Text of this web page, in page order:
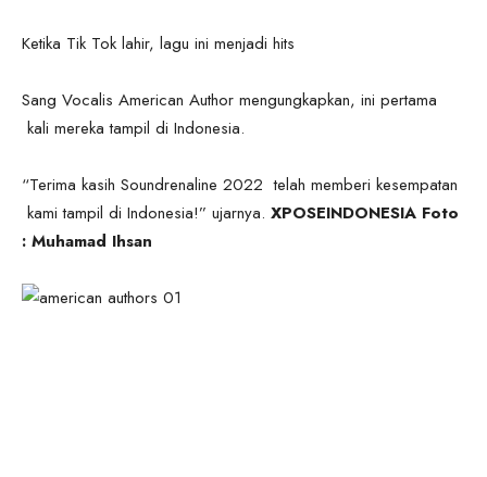
Ketika Tik Tok lahir, lagu ini menjadi hits
Sang Vocalis American Author mengungkapkan, ini pertama
kali mereka tampil di Indonesia.
“Terima kasih Soundrenaline 2022 telah memberi kesempatan
kami tampil di Indonesia!” ujarnya. XPOSEINDONESIA Foto
: Muhamad Ihsan